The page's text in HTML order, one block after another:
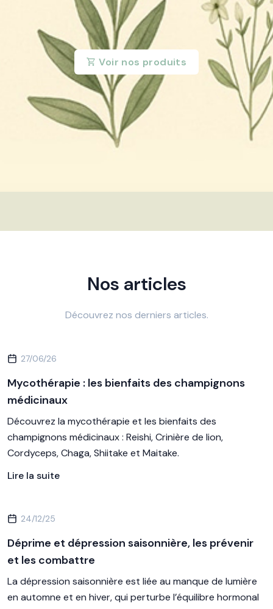
Voir nos produits
Nos articles
Découvrez nos derniers articles.
27/06/26
Mycothérapie : les bienfaits des champignons
médicinaux
Découvrez la mycothérapie et les bienfaits des
champignons médicinaux : Reishi, Crinière de lion,
Cordyceps, Chaga, Shiitake et Maitake.
Lire la suite
24/12/25
Déprime et dépression saisonnière, les prévenir
et les combattre
La dépression saisonnière est liée au manque de lumière
en automne et en hiver, qui perturbe l’équilibre hormonal